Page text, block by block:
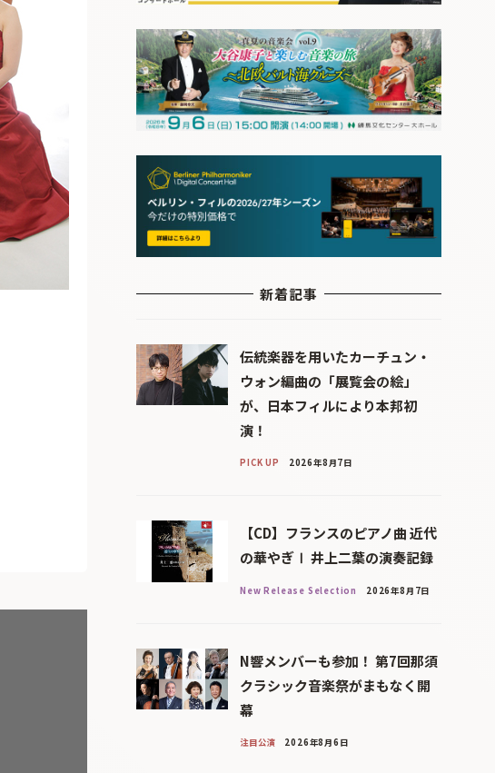
新着記事
伝統楽器を用いたカーチュン・
ウォン編曲の「展覧会の絵」
が、日本フィルにより本邦初
演！
PICK UP 2026年8月7日
【CD】フランスのピアノ曲 近代
の華やぎⅠ 井上二葉の演奏記録
New Release Selection 2026年8月7日
N響メンバーも参加！ 第7回那須
クラシック音楽祭がまもなく開
幕
注目公演 2026年8月6日